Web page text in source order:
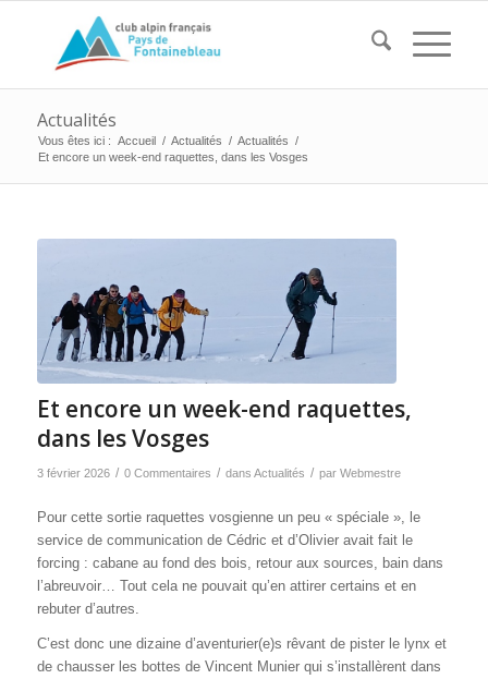
Actualités
Vous êtes ici : Accueil / Actualités / Actualités /
Et encore un week-end raquettes, dans les Vosges
Et encore un week-end raquettes,
dans les Vosges
3 février 2026 / 0 Commentaires / dans Actualités / par Webmestre
Pour cette sortie raquettes vosgienne un peu « spéciale », le
service de communication de Cédric et d’Olivier avait fait le
forcing : cabane au fond des bois, retour aux sources, bain dans
l’abreuvoir… Tout cela ne pouvait qu’en attirer certains et en
rebuter d’autres.
C’est donc une dizaine d’aventurier(e)s rêvant de pister le lynx et
de chausser les bottes de Vincent Munier qui s’installèrent dans